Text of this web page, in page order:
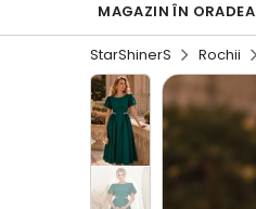
MAGAZIN ÎN ORADEA
StarShinerS Rochii